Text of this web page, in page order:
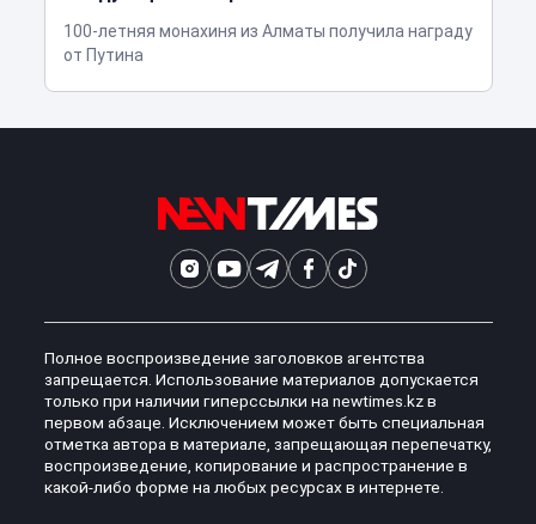
100-летняя монахиня из Алматы получила награду
от Путина
Полное воспроизведение заголовков агентства
запрещается. Использование материалов допускается
только при наличии гиперссылки на newtimes.kz в
первом абзаце. Исключением может быть специальная
отметка автора в материале, запрещающая перепечатку,
воспроизведение, копирование и распространение в
какой-либо форме на любых ресурсах в интернете.